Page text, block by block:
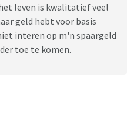
leven is kwalitatief veel
geld hebt voor basis
interen op m'n spaargeld
toe te komen.